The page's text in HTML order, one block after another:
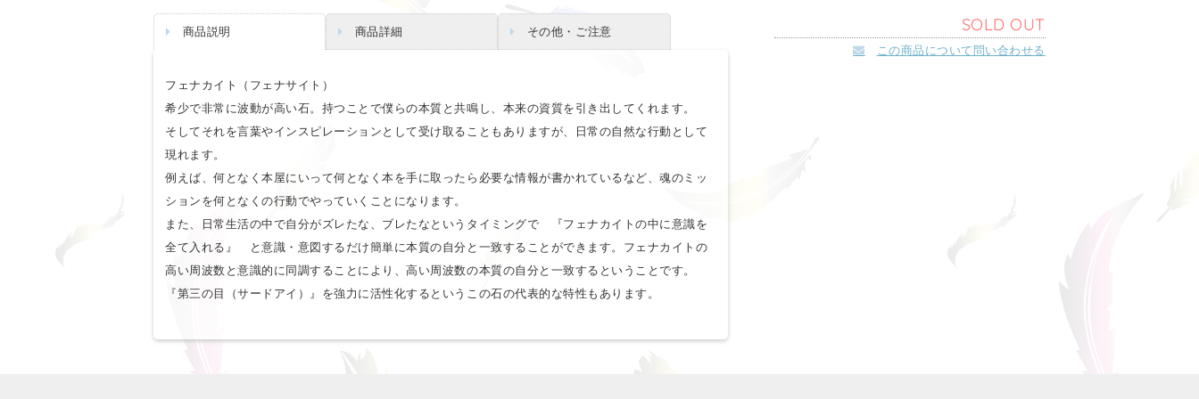
SOLD OUT
この商品について問い合わせる
商品説明 商品詳細 その他・ご注意
フェナカイト（フェナサイト）
希少で非常に波動が高い石。持つことで僕らの本質と共鳴し、本来の資質を引き出してくれます。
そしてそれを言葉やインスピレーションとして受け取ることもありますが、日常の自然な行動として
現れます。
例えば、何となく本屋にいって何となく本を手に取ったら必要な情報が書かれているなど、魂のミッ
ションを何となくの行動でやっていくことになります。
また、日常生活の中で自分がズレたな、ブレたなというタイミングで 『フェナカイトの中に意識を
全て入れる』 と意識・意図するだけ簡単に本質の自分と一致することができます。フェナカイトの
高い周波数と意識的に同調することにより、高い周波数の本質の自分と一致するということです。
『第三の目（サードアイ）』を強力に活性化するというこの石の代表的な特性もあります。